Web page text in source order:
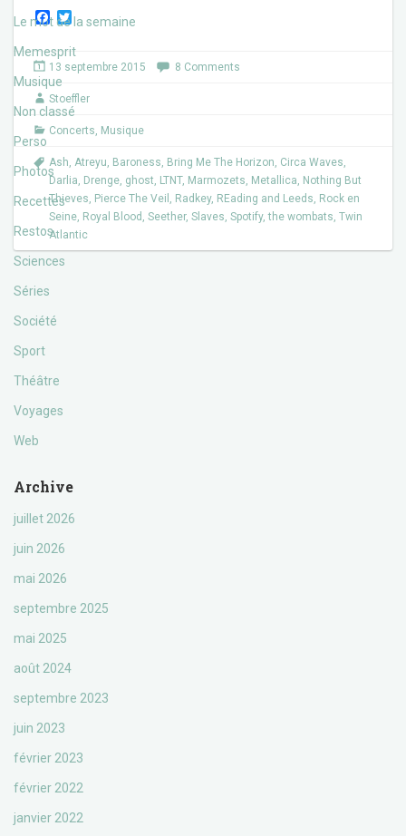
Le mot de la semaine
Memesprit
Musique
Non classé
Perso
Photos
Recettes
Restos
Sciences
Séries
Société
Sport
Théâtre
Voyages
Web
Archive
juillet 2026
juin 2026
mai 2026
septembre 2025
mai 2025
août 2024
septembre 2023
juin 2023
février 2023
février 2022
janvier 2022
F
a
c
e
b
o
o
k
T
w
i
t
t
r
13 septembre 2015 8 Comments
Stoeffler
Concerts, Musique
Ash, Atreyu, Baroness, Bring Me The Horizon, Circa Waves,
Darlia, Drenge, ghost, LTNT, Marmozets, Metallica, Nothing But
Thieves, Pierce The Veil , Radkey, REading and Leeds, Rock en
Seine, Royal Blood , Seether, Slaves, Spotify,the wombats, Twin
Atlantic